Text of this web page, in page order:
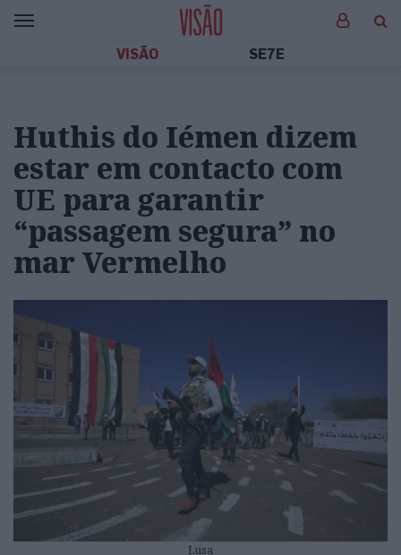
VISÃO SE7E
Huthis do Iémen dizem
estar em contacto com
UE para garantir
“passagem segura” no
mar Vermelho
Lusa